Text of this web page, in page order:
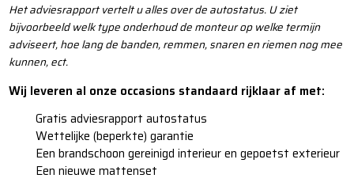
Het adviesrapport vertelt u alles over de autostatus. U ziet
bijvoorbeeld welk type onderhoud de monteur op welke termijn
adviseert, hoe lang de banden, remmen, snaren en riemen nog mee
kunnen, ect.
Wij leveren al onze occasions standaard rijklaar af met:
​​Gratis adviesrapport autostatus
​​​Wettelijke (beperkte) garantie
​​​​Een brandschoon gereinigd interieur en gepoetst exterieur
​​​​​Een nieuwe mattenset